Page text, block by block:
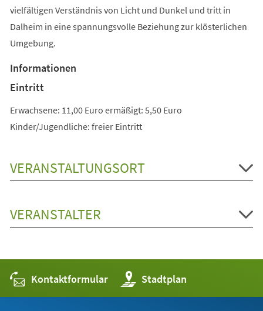
vielfältigen Verständnis von Licht und Dunkel und tritt in
Dalheim in eine spannungsvolle Beziehung zur klösterlichen
Umgebung.
Informationen
Eintritt
Erwachsene: 11,00 Euro ermäßigt: 5,50 Euro
Kinder/Jugendliche: freier Eintritt
VERANSTALTUNGSORT
VERANSTALTER
Kontaktformular Stadtplan
(Öffnet
in
einem